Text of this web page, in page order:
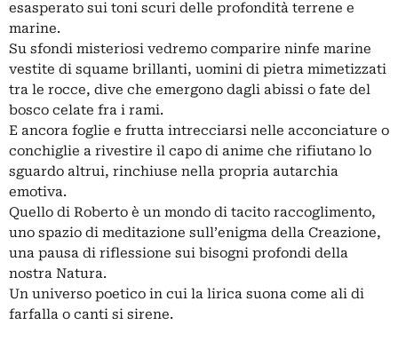
esasperato sui toni scuri delle profondità terrene e
marine.
Su sfondi misteriosi vedremo comparire ninfe marine
vestite di squame brillanti, uomini di pietra mimetizzati
tra le rocce, dive che emergono dagli abissi o fate del
bosco celate fra i rami.
E ancora foglie e frutta intrecciarsi nelle acconciature o
conchiglie a rivestire il capo di anime che rifiutano lo
sguardo altrui, rinchiuse nella propria autarchia
emotiva.
Quello di Roberto è un mondo di tacito raccoglimento,
uno spazio di meditazione sull’enigma della Creazione,
una pausa di riflessione sui bisogni profondi della
nostra Natura.
Un universo poetico in cui la lirica suona come ali di
farfalla o canti si sirene.